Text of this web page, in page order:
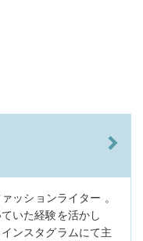
ッションライター 。
いた経験を活かし
ンスタグラムにて主